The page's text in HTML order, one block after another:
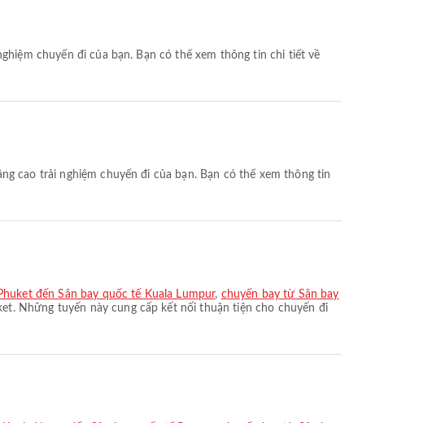
đến Sân bay quốc tế Kuala Lumpur, chuyến bay từ Sân bay
Những tuyến này cung cấp kết nối thuận tiện cho chuyến đi